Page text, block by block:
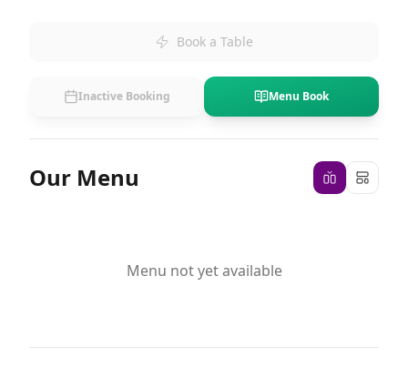
Book a Table
Inactive Booking Menu Book
Our Menu
Menu not yet available